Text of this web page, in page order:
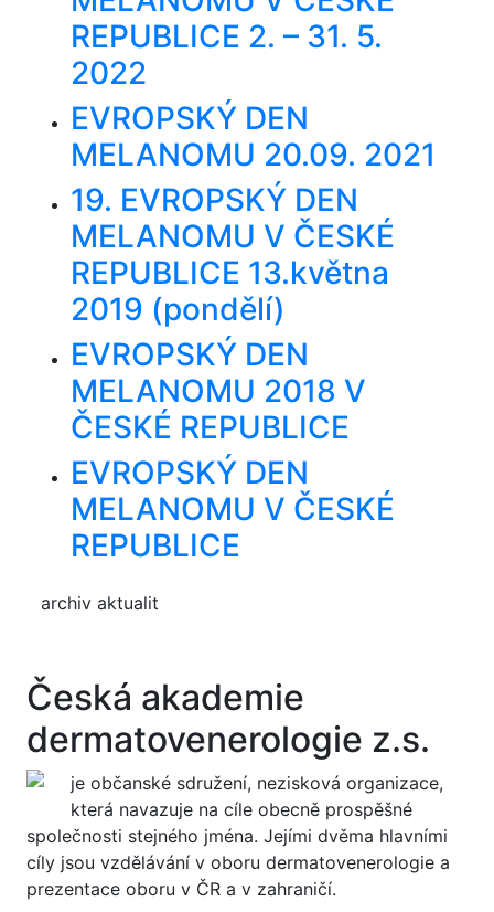
REPUBLICE 2. – 31. 5.
2022
EVROPSKÝ DEN
MELANOMU 20.09. 2021
19. EVROPSKÝ DEN
MELANOMU V ČESKÉ
REPUBLICE 13.května
2019 (pondělí)
EVROPSKÝ DEN
MELANOMU 2018 V
ČESKÉ REPUBLICE
EVROPSKÝ DEN
MELANOMU V ČESKÉ
REPUBLICE
archiv aktualit
Česká akademie
dermatovenerologie z.s.
je občanské sdružení, nezisková organizace,
která navazuje na cíle obecně prospěšné
společnosti stejného jména. Jejími dvěma hlavními
cíly jsou vzdělávání v oboru dermatovenerologie a
prezentace oboru v ČR a v zahraničí.